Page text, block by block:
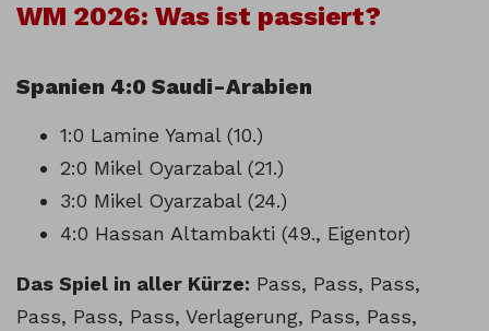
WM 2026: Was ist passiert?
Spanien 4:0 Saudi-Arabien
1:0 Lamine Yamal (10.)
2:0 Mikel Oyarzabal (21.)
3:0 Mikel Oyarzabal (24.)
4:0 Hassan Altambakti (49., Eigentor)
Das Spiel in aller Kürze: Pass, Pass, Pass,
Pass, Pass, Pass, Verlagerung, Pass, Pass,